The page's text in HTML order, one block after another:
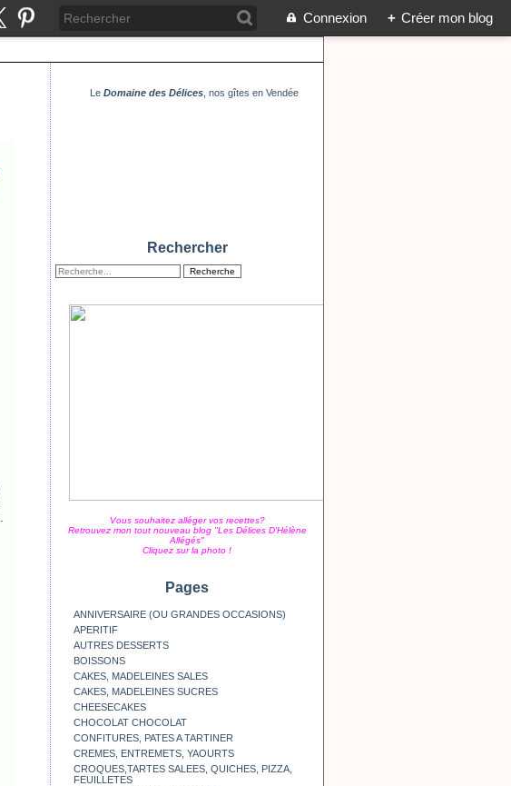
Connexion + Créer mon blog
Le Domaine des Délices, nos gîtes en Vendée
Rechercher
Vous souhaitez alléger vos recettes?
Retrouvez mon tout nouveau blog "Les Délices D'Hélène
Allégés"
Cliquez sur la photo !
Pages
ANNIVERSAIRE (OU GRANDES OCCASIONS)
APERITIF
AUTRES DESSERTS
BOISSONS
CAKES, MADELEINES SALES
CAKES, MADELEINES SUCRES
CHEESECAKES
CHOCOLAT CHOCOLAT
CONFITURES, PATES A TARTINER
CREMES, ENTREMETS, YAOURTS
CROQUES,TARTES SALEES, QUICHES, PIZZA,
FEUILLETES